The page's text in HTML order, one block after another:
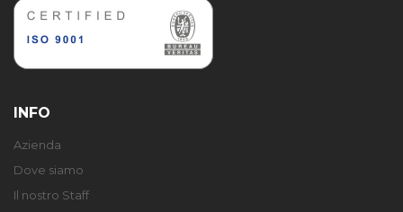
INFO
Azienda
Dove siamo
Il nostro Staff